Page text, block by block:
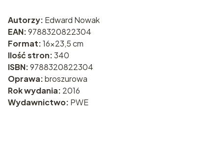
Autorzy: Edward Nowak
EAN:9788320822304
Format:16x23,5 cm
Ilość stron:340
ISBN:9788320822304
Oprawa:broszurowa
Rok wydania: 2016
Wydawnictwo: PWE